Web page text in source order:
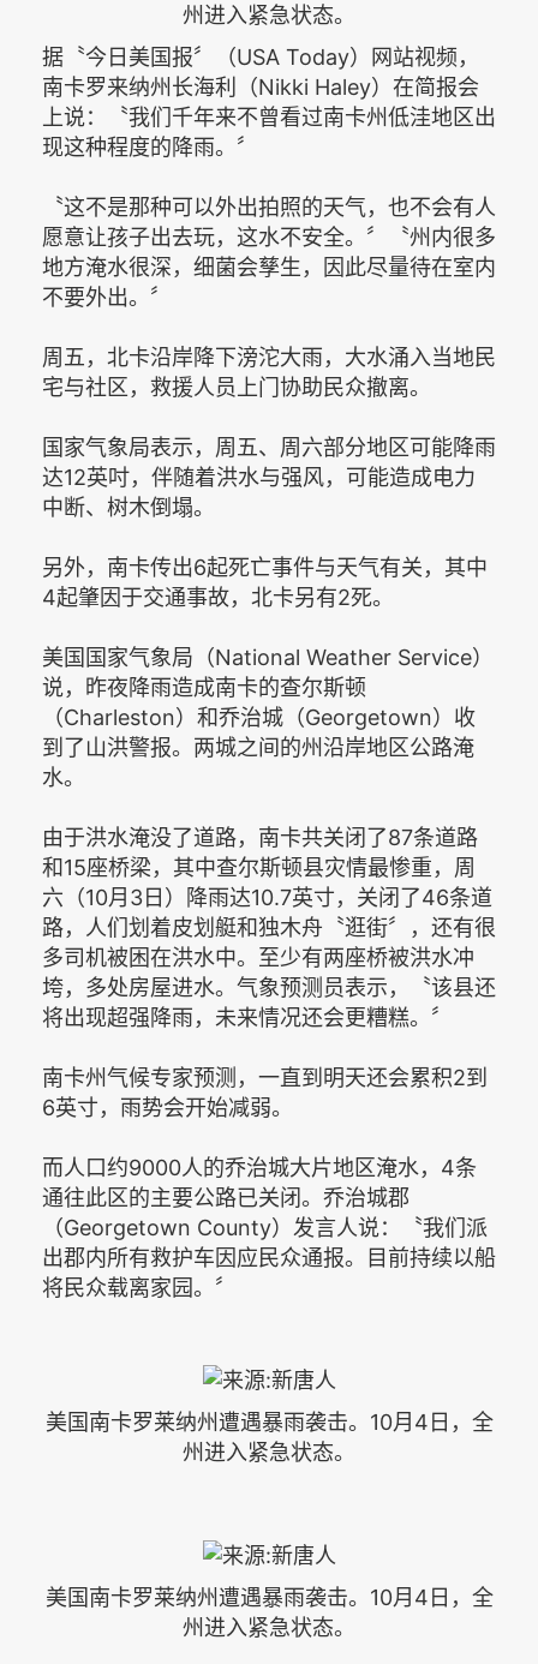
州进入紧急状态。
据〝今日美国报〞（USA Today）网站视频，
南卡罗来纳州长海利（Nikki Haley）在简报会
上说：〝我们千年来不曾看过南卡州低洼地区出
现这种程度的降雨。〞
〝这不是那种可以外出拍照的天气，也不会有人
愿意让孩子出去玩，这水不安全。〞〝州内很多
地方淹水很深，细菌会孳生，因此尽量待在室内
不要外出。〞
周五，北卡沿岸降下滂沱大雨，大水涌入当地民
宅与社区，救援人员上门协助民众撤离。
国家气象局表示，周五、周六部分地区可能降雨
达12英吋，伴随着洪水与强风，可能造成电力
中断、树木倒塌。
另外，南卡传出6起死亡事件与天气有关，其中
4起肇因于交通事故，北卡另有2死。
美国国家气象局（National Weather Service）
说，昨夜降雨造成南卡的查尔斯顿
（Charleston）和乔治城（Georgetown）收
到了山洪警报。两城之间的州沿岸地区公路淹
水。
由于洪水淹没了道路，南卡共关闭了87条道路
和15座桥梁，其中查尔斯顿县灾情最惨重，周
六（10月3日）降雨达10.7英寸，关闭了46条道
路，人们划着皮划艇和独木舟〝逛街〞，还有很
多司机被困在洪水中。至少有两座桥被洪水冲
垮，多处房屋进水。气象预测员表示，〝该县还
将出现超强降雨，未来情况还会更糟糕。〞
南卡州气候专家预测，一直到明天还会累积2到
6英寸，雨势会开始减弱。
而人口约9000人的乔治城大片地区淹水，4条
通往此区的主要公路已关闭。乔治城郡
（Georgetown County）发言人说：〝我们派
出郡内所有救护车因应民众通报。目前持续以船
将民众载离家园。〞
美国南卡罗莱纳州遭遇暴雨袭击。10月4日，全
州进入紧急状态。
美国南卡罗莱纳州遭遇暴雨袭击。10月4日，全
州进入紧急状态。